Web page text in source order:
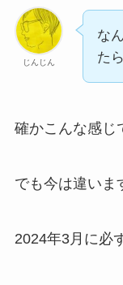
じんじん
な
た
確かこんな感じ
でも今は違いま
2024年3月に必